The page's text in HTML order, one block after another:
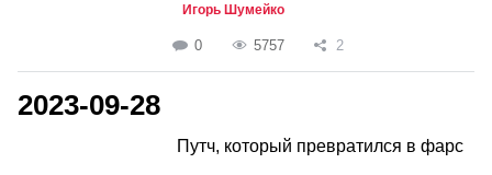
Игорь Шумейко
0 5757 2
2023-09-28
Путч, который превратился в фарс